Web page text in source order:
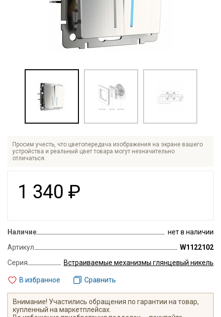
Просим учесть, что цветопередача изображения на экране вашего
устройства и реальный цвет товара могут незначительно
отличаться.
1 340 ₽
Наличие
нет в наличии
Артикул
W1122102
Серия
Встраиваемые механизмы глянцевый никель
В избранное Сравнить
Внимание! Участились обращения по гарантии на товар,
купленный на маркетплейсах.